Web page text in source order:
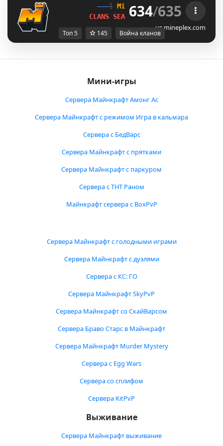
[ Mineplex Games ]
CLANS SEASON 1 LIVE NOW!
634/635
us.mineplex.com
Топ 5 145 Война кланов
Мини-игры
Сервера Майнкрафт Амонг Ас
Сервера Майнкрафт с режимом Игра в кальмара
Сервера с БедВарс
Сервера Майнкрафт с прятками
Сервера Майнкрафт с паркуром
Сервера с ТНТ Раном
Майнкрафт сервера с BoxPvP
Сервера Майнкрафт с голодными играми
Сервера Майнкрафт с дуэлями
Сервера с КС: ГО
Сервера Майнкрафт SkyPvP
Сервера Майнкрафт со СкайВарсом
Сервера Браво Старс в Майнкрафт
Сервера Майнкрафт Murder Mystery
Сервера с Egg Wars
Сервера со сплифом
Сервера KitPvP
Выживание
Сервера Майнкрафт выживание